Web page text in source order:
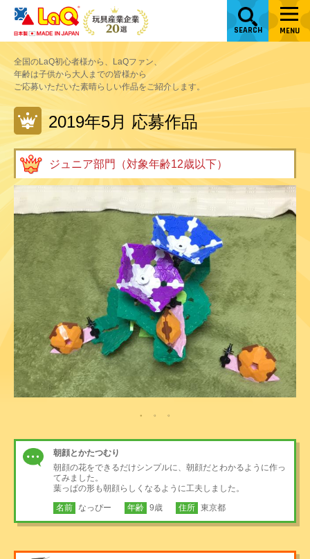
SEARCH MENU
全国のLaQ初心者様から、LaQファン、
年齢は子供から大人までの皆様から
ご応募いただいた素晴らしい作品をご紹介します。
2019年5月 応募作品
ジュニア部門（対象年齢12歳以下）
朝顔とかたつむり
朝顔の花をできるだけシンプルに、朝顔だとわかるように作っ
てみました。
葉っぱの形も朝顔らしくなるように工夫しました。
名前
なっぴー 年齢 9歳 住所 東京都